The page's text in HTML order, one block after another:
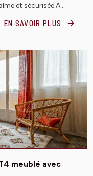
et sécurisée.A...
EN SAVOIR PLUS
meublé avec